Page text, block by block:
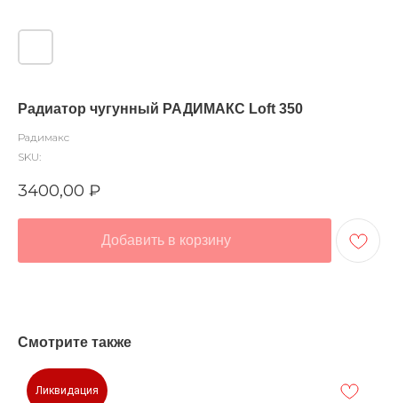
Радиатор чугунный РАДИМАКС Loft 350
Радимакс
SKU:
3400,00 ₽
Добавить в корзину
Смотрите также
Ликвидация